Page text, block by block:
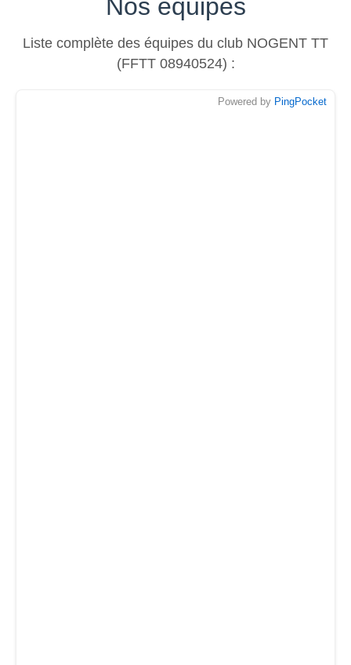
Nos équipes
Liste complète des équipes du club NOGENT TT
(FFTT 08940524) :
Powered by PingPocket